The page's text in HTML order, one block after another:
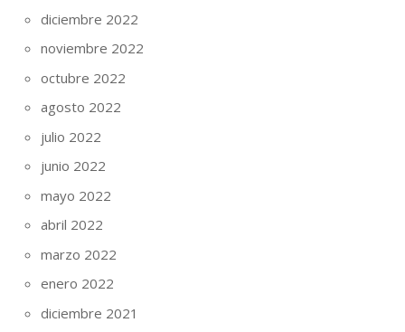
diciembre 2022
noviembre 2022
octubre 2022
agosto 2022
julio 2022
junio 2022
mayo 2022
abril 2022
marzo 2022
enero 2022
diciembre 2021